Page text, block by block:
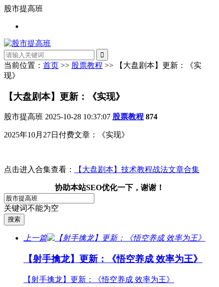
股市提高班
当前位置： 首页 >> 股票教程 >> 【大盘剧本】更新：《实
现》
【大盘剧本】更新：《实现》
股市提高班 2025-10-28 10:37:07 股票教程 874
2025年10月27日付费文章：《实现》
点击进入合集查看： 【大盘剧本】技术教程战法文章合集
协助本站SEO优化一下，谢谢！
关键词不能为空
上一篇
【射手擒龙】更新：《悟空养成 效率为王》
【射手擒龙】更新：《悟空养成 效率为王》